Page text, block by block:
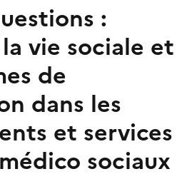
:
vie sociale et
de
dans les
et services
sociaux